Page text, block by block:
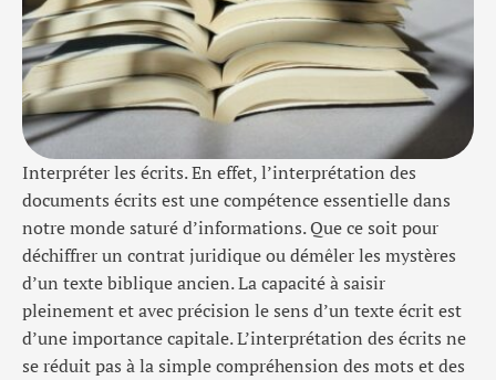
Interpréter les écrits. En effet, l’interprétation des
documents écrits est une compétence essentielle dans
notre monde saturé d’informations. Que ce soit pour
déchiffrer un contrat juridique ou démêler les mystères
d’un texte biblique ancien. La capacité à saisir
pleinement et avec précision le sens d’un texte écrit est
d’une importance capitale. L’interprétation des écrits ne
se réduit pas à la simple compréhension des mots et des